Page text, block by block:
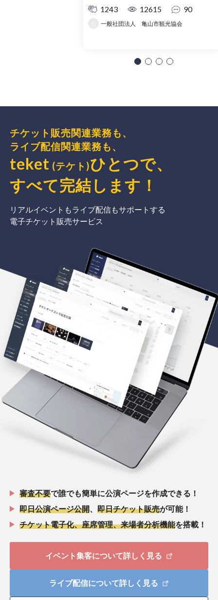
1243 12615 90
一般社団法人 亀山市観光協会
チケット販売関連業務も、
ライブ配信関連業務も、
teket (テケト)ひとつで、
すべて完結 します ！
リアルイベントもライブ配信もサポートする
電子チケット販売サービス
審査不要で誰でも簡単に公演ページを作成できる！
即日公演ページ公開
即日チケット販売が可能！
チケット電子化、座席管理、来場者分析機能を搭載！
イベント集客について詳しく見る
ライブ配信について詳しく見る